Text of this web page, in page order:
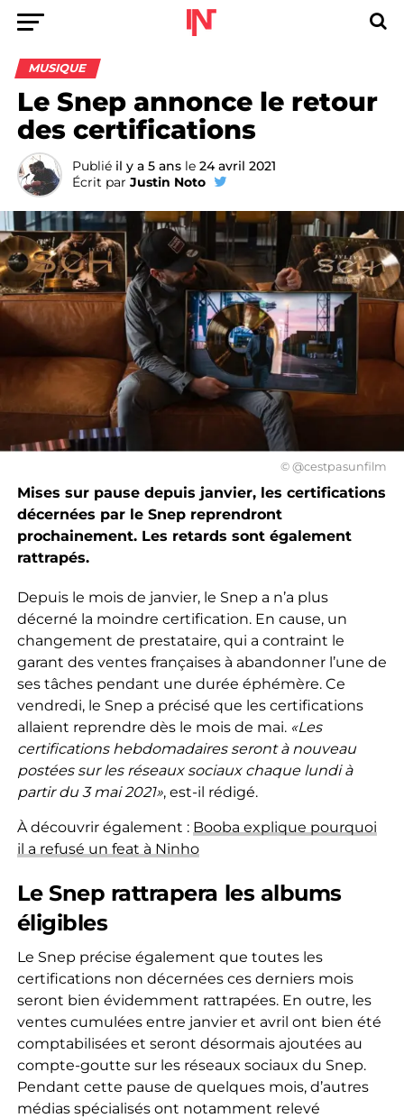
MUSIQUE
Le Snep annonce le retour
des certifications
Publié il y a 5 ans le 24 avril 2021
Écrit par Justin Noto
© @cestpasunfilm
Mises sur pause depuis janvier, les certifications
décernées par le Snep reprendront
prochainement. Les retards sont également
rattrapés.
Depuis le mois de janvier, le Snep a n’a plus
décerné la moindre certification. En cause, un
changement de prestataire, qui a contraint le
garant des ventes françaises à abandonner l’une de
ses tâches pendant une durée éphémère. Ce
vendredi, le Snep a précisé que les certifications
allaient reprendre dès le mois de mai. «Les
certifications hebdomadaires seront à nouveau
postées sur les réseaux sociaux chaque lundi à
partir du 3 mai 2021», est-il rédigé.
À découvrir également : Booba explique pourquoi
il a refusé un feat à Ninho
Le Snep rattrapera les albums
éligibles
Le Snep précise également que toutes les
certifications non décernées ces derniers mois
seront bien évidemment rattrapées. En outre, les
ventes cumulées entre janvier et avril ont bien été
comptabilisées et seront désormais ajoutées au
compte-goutte sur les réseaux sociaux du Snep.
Pendant cette pause de quelques mois, d’autres
médias spécialisés ont notamment relevé